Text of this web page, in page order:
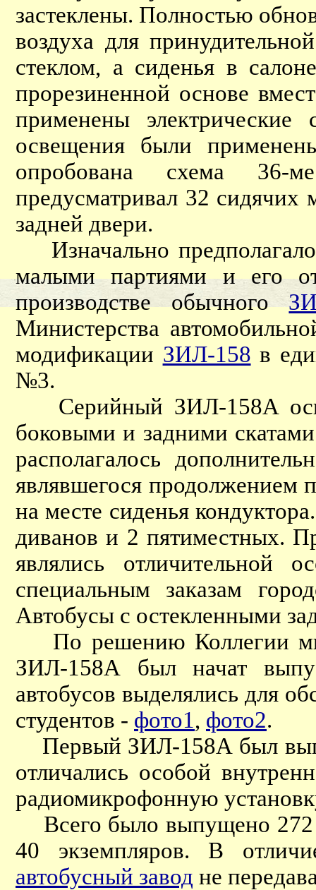
застеклены. Полностью
воздуха для
стеклом, а сиденья в
прорезиненной основе
применены электрические
освещения были
опробована схема 36-
предусматривал 32 сидячих
задней двери.
Изначально
малыми партиями и его
производстве обычного
Министерства
модификации ЗИЛ-158 в
№3.
Серийный ЗИЛ-158А
боковыми и задними
располагалось
являвшегося продолжением
на месте сиденья
диванов и 2 пятиместных.
являлись отличительной
специальным заказам
Автобусы с остекленными
По решению Коллегии
ЗИЛ-158А был начат
автобусов выделялись для
студентов - фото1, фото2.
Первый ЗИЛ-158А был
отличались особой
радиомикрофонную
Всего было выпущено 272
40 экземпляров. В
автобусный завод не